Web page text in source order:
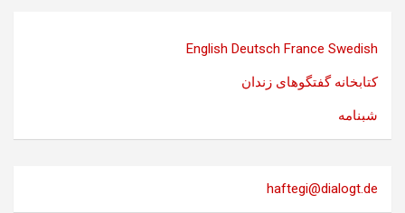
English Deutsch France Swedish
کتابخانه گفتگوهای زندان
شبنامه
haftegi@dialogt.de